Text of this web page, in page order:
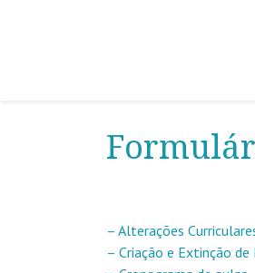
conteúdo
– Alterações
– Criação e Extinção